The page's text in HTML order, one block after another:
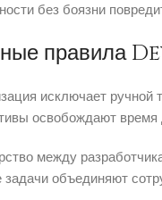
без боязни
правила
исключает ручной
освобождают
между
объединяют